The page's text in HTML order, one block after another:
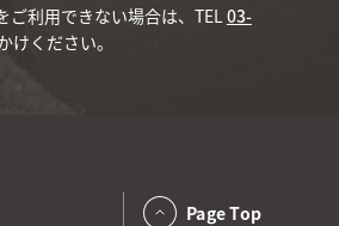
ご利用できない場合は、TEL03-
けください。
Page Top